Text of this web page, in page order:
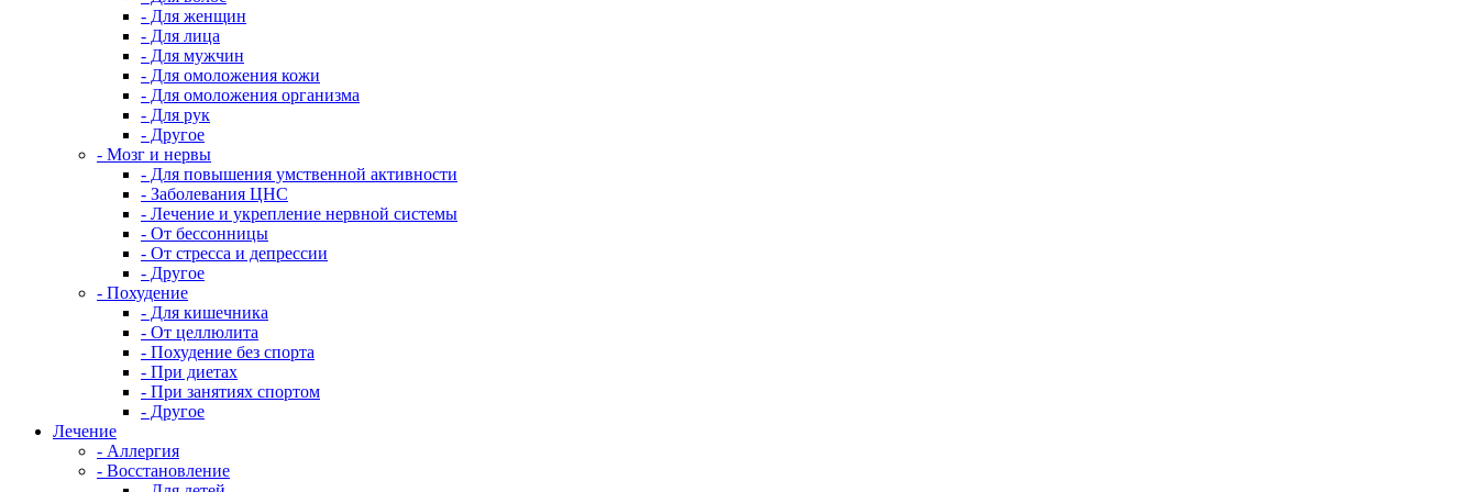
- Для женщин
- Для лица
- Для мужчин
- Для омоложения кожи
- Для омоложения организма
- Для рук
- Другое
- Мозг и нервы
- Для повышения умственной активности
- Заболевания ЦНС
- Лечение и укрепление нервной системы
- От бессонницы
- От стресса и депрессии
- Другое
- Похудение
- Для кишечника
- От целлюлита
- Похудение без спорта
- При диетах
- При занятиях спортом
- Другое
Лечение
- Аллергия
- Восстановление